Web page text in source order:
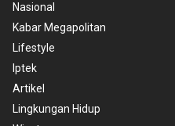
Nasional
Kabar Megapolitan
Lifestyle
Iptek
Artikel
Lingkungan Hidup